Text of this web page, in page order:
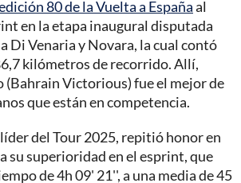
80 de la Vuelta a Españaal
en la etapa inaugural disputada
Di Venaria y Novara, la cual contó
kilómetros de recorrido. Allí,
(Bahrain Victorious) fue el mejor de
que están en competencia.
del Tour 2025, repitió honor en
su superioridad en el esprint, que
de 4h 09' 21'', a una media de 45